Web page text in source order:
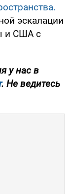
эскалации
и США с
у нас в
. Не ведитесь